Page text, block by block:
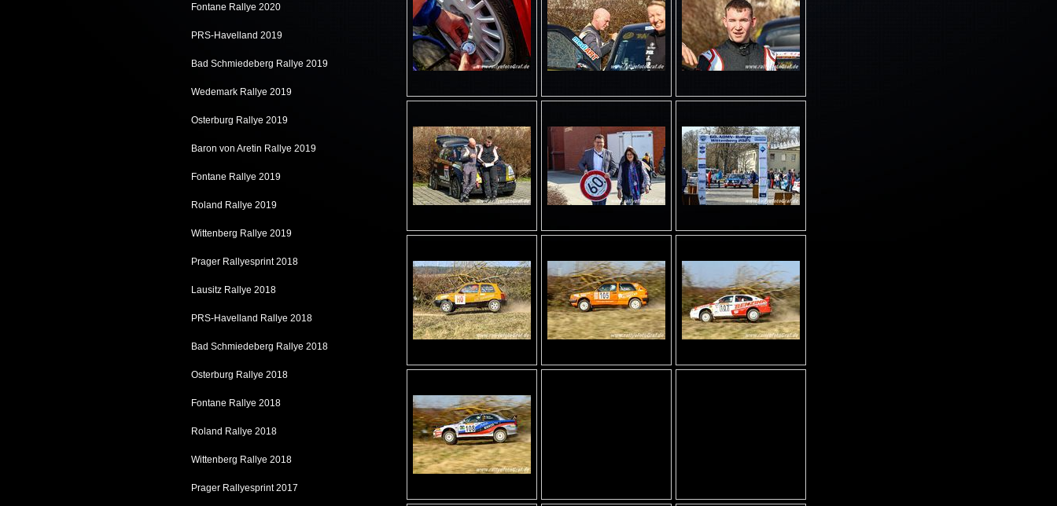
Fontane Rallye 2020
PRS-Havelland 2019
Bad Schmiedeberg Rallye 2019
Wedemark Rallye 2019
Osterburg Rallye 2019
Baron von Aretin Rallye 2019
Fontane Rallye 2019
Roland Rallye 2019
Wittenberg Rallye 2019
Prager Rallyesprint 2018
Lausitz Rallye 2018
PRS-Havelland Rallye 2018
Bad Schmiedeberg Rallye 2018
Osterburg Rallye 2018
Fontane Rallye 2018
Roland Rallye 2018
Wittenberg Rallye 2018
Prager Rallyesprint 2017